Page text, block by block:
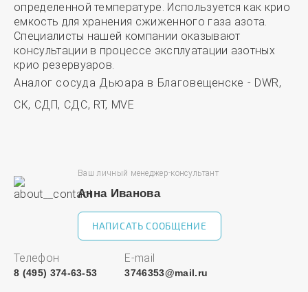
определенной температуре. Используется как крио
емкость для хранения сжиженного газа азота.
Специалисты нашей компании оказывают
консультации в процессе эксплуатации азотных
крио резервуаров.
Аналог сосуда Дьюара в Благовещенске - DWR,
СК, СДП, СДС, RT, MVE
Ваш личный менеджер-консультант
Анна Иванова
НАПИСАТЬ СООБЩЕНИЕ
Телефон
8 (495) 374-63-53
E-mail
3746353@mail.ru